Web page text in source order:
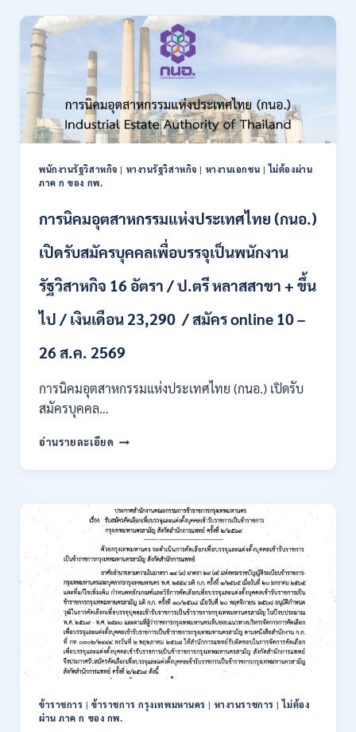
รับ
สมัคร
พนักงาน
ราชการ
22
อัตรา
ปวส.
หลาย
/
เดือน
/
ต้อง
ก
ส.ค.
–
ก.ย.
2569
พนักงานรัฐวิสาหกิจ | หางานรัฐวิสาหกิจ | หางานเอกชน |ไม่ต้องผ่าน
ภาค ก ของ กพ.
การนิคมอุตสาหกรรมแห่งประเทศไทย (กนอ.)
เปิดรับสมัครบุคคลเพื่อบรรจุเป็นพนักงาน
รัฐวิสาหกิจ 16 อัตรา / ป.ตรี หลาสสาขา + ขึ้น
ไป / เงินเดือน 23,290 / สมัคร online 10 –
26 ส.ค. 2569
การนิคมอุตสาหกรรมแห่งประเทศไทย (กนอ.) เปิดรับ
สมัครบุคคล…
อ่านรายละเอียด การ
อุตสาหกรรม
ประเทศไทย
(กนอ.)
เปิด
รับ
สมัคร
บุคคล
เพื่อ
บรรจุ
เป็น
พนักงาน
รัฐวิสาหกิจ
16
/
ป.ตรี
ข้าราชการ |ข้าราชการ กรุงเทพมหานคร | หางานราชการ |ไม่ต้อง
ผ่าน ภาค ก ของ กพ.